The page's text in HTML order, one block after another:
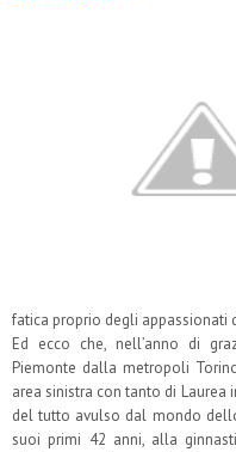
fatica proprio degli appassionati
Ed ecco che, nell’anno di
Piemonte dalla metropoli
area sinistra con tanto di Laurea
del tutto avulso dal mondo
suoi primi 42 anni, alla